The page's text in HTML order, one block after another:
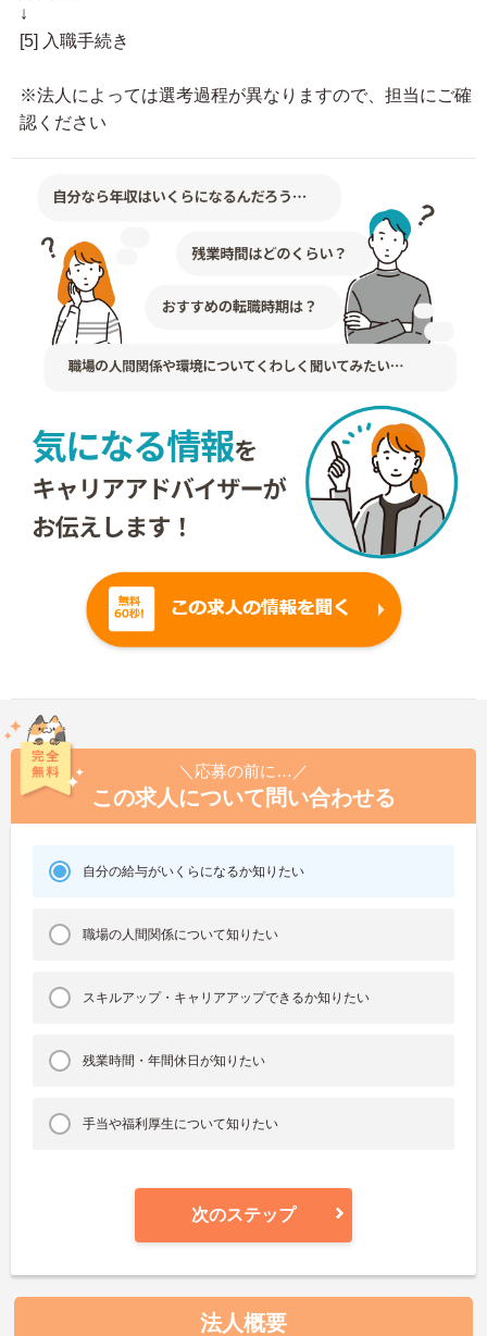
↓
[5] 入職手続き
※法人によっては選考過程が異なりますので、担当にご確
認ください
＼応募の前に…／
この求人について問い合わせる
自分の給与がいくらになるか知りたい
職場の人間関係について知りたい
スキルアップ・キャリアアップできるか知りたい
残業時間・年間休日が知りたい
手当や福利厚生について知りたい
次のステップ
法人概要